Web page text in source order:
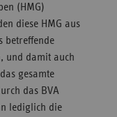
(HMG)
diese HMG aus
betreffende
und damit auch
gesamte
das BVA
lediglich die